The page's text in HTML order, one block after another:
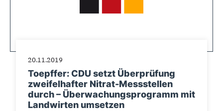
20.11.2019
Toepffer: CDU setzt Überprüfung
zweifelhafter Nitrat-Messstellen
durch – Überwachungsprogramm mit
Landwirten umsetzen